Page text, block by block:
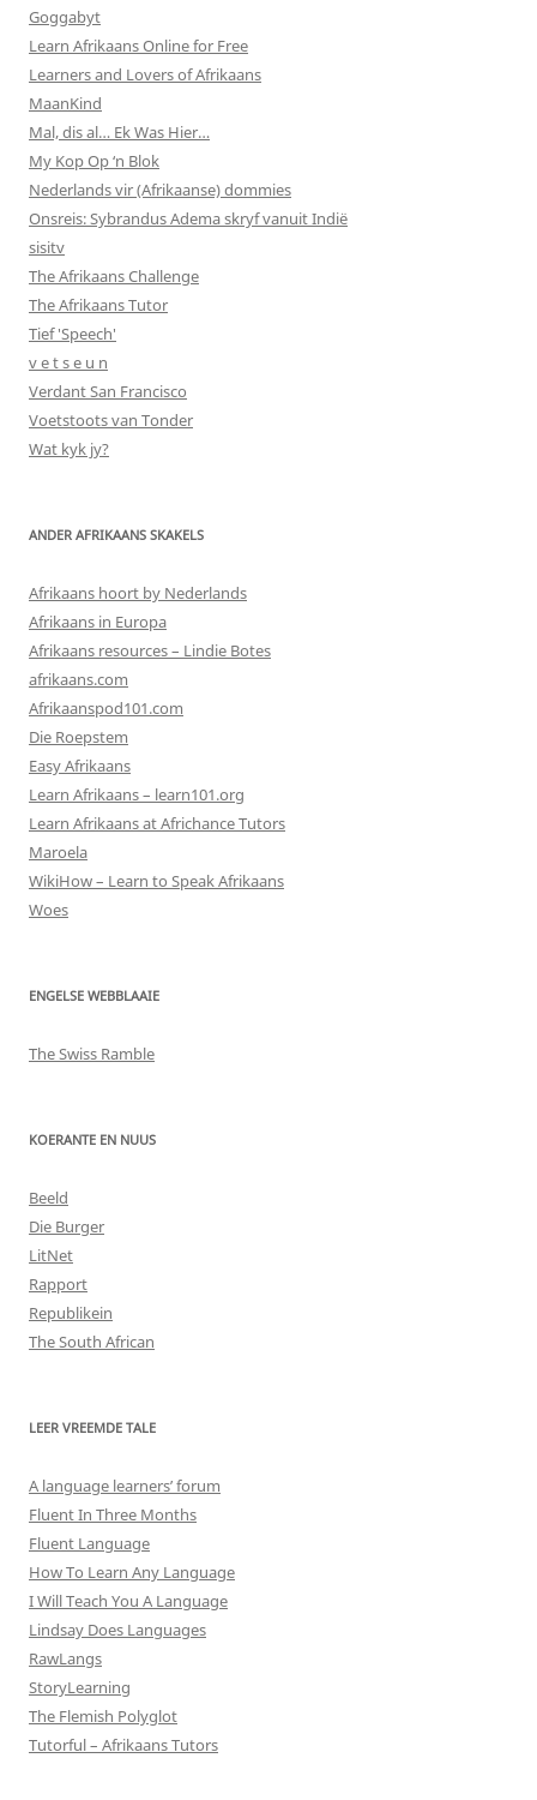
Goggabyt
Learn Afrikaans Online for Free
Learners and Lovers of Afrikaans
MaanKind
Mal, dis al… Ek Was Hier…
My Kop Op ‘n Blok
Nederlands vir (Afrikaanse) dommies
Onsreis: Sybrandus Adema skryf vanuit Indië
sisitv
The Afrikaans Challenge
The Afrikaans Tutor
Tief 'Speech'
v e t s e u n
Verdant San Francisco
Voetstoots van Tonder
Wat kyk jy?
ANDER AFRIKAANS SKAKELS
Afrikaans hoort by Nederlands
Afrikaans in Europa
Afrikaans resources – Lindie Botes
afrikaans.com
Afrikaanspod101.com
Die Roepstem
Easy Afrikaans
Learn Afrikaans – learn101.org
Learn Afrikaans at Africhance Tutors
Maroela
WikiHow – Learn to Speak Afrikaans
Woes
ENGELSE WEBBLAAIE
The Swiss Ramble
KOERANTE EN NUUS
Beeld
Die Burger
LitNet
Rapport
Republikein
The South African
LEER VREEMDE TALE
A language learners’ forum
Fluent In Three Months
Fluent Language
How To Learn Any Language
I Will Teach You A Language
Lindsay Does Languages
RawLangs
StoryLearning
The Flemish Polyglot
Tutorful – Afrikaans Tutors